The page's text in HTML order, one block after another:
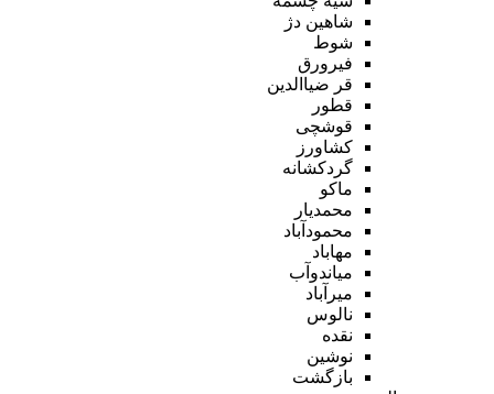
شاهین دژ
شوط
فیرورق
قر ضیاالدین
قطور
قوشچی
کشاورز
گردکشانه
ماکو
محمدیار
محمودآباد
مهاباد
میاندوآب
میرآباد
نالوس
نقده
نوشین
بازگشت